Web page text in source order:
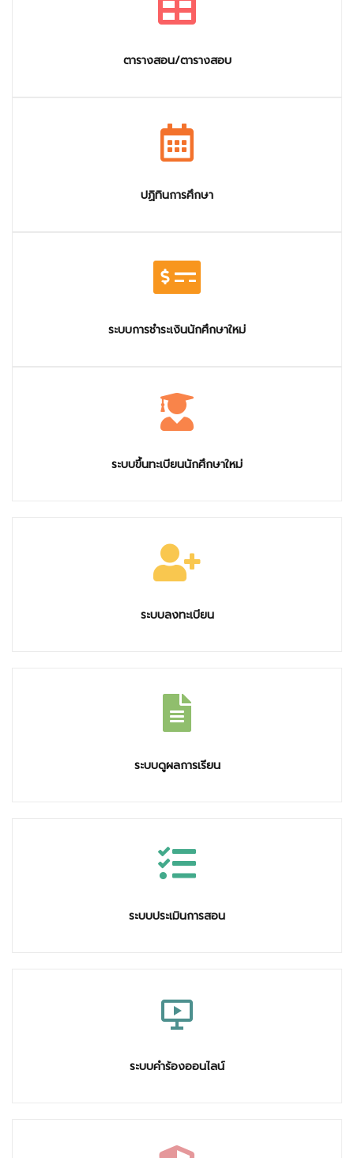
ตารางสอน/ตารางสอบ
ปฏิทินการศึกษา
ระบบการชำระเงินนักศึกษาใหม่
ระบบขึ้นทะเบียนนักศึกษาใหม่
ระบบลงทะเบียน
ระบบดูผลการเรียน
ระบบประเมินการสอน
ระบบคำร้องออนไลน์